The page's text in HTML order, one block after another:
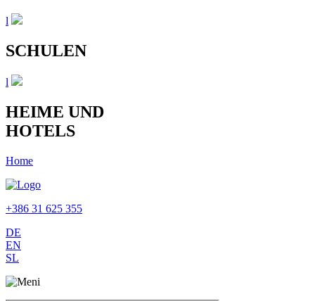
l
SCHULEN
l
HEIME UND
HOTELS
Home
+386 31 625 355
DE
EN
SL